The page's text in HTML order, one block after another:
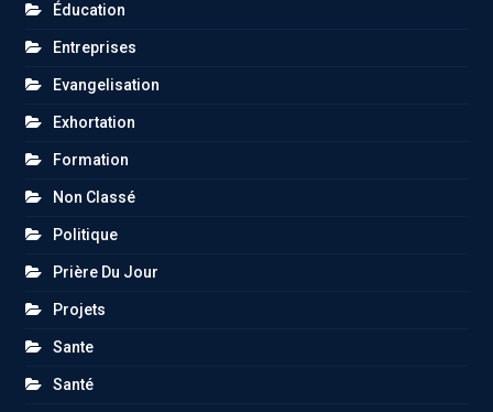
Éducation
Entreprises
Evangelisation
Exhortation
Formation
Non Classé
Politique
Prière Du Jour
Projets
Sante
Santé